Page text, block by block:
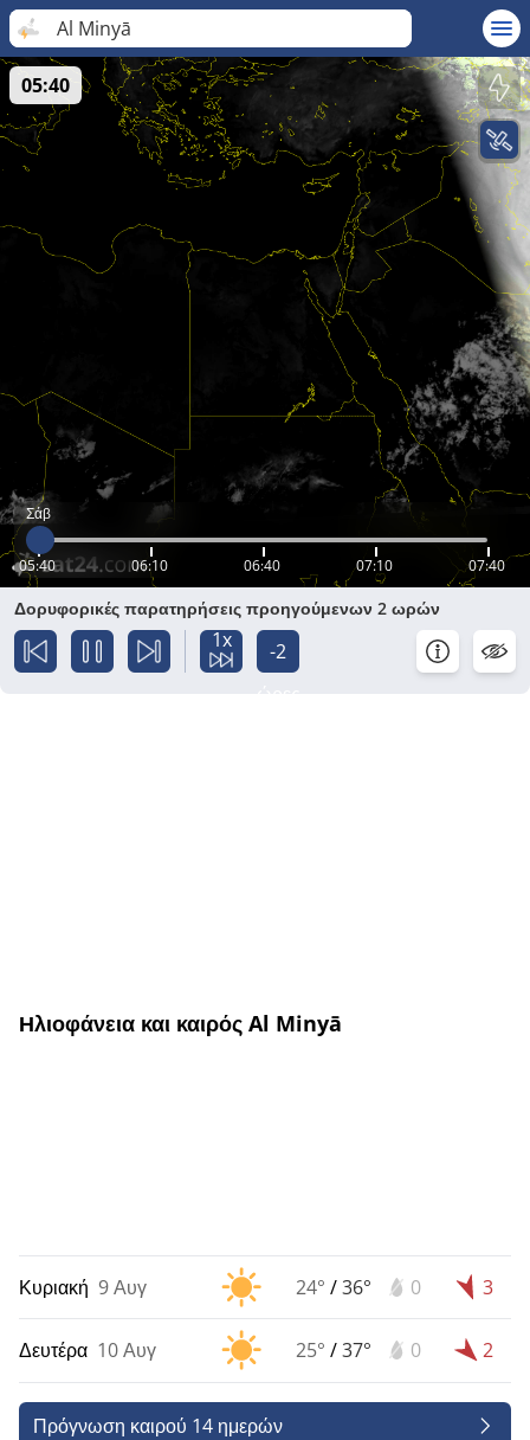
Al Minyā
Σάβ
05:40 06:10 06:40 07:10 07:40
05:40
Δορυφορικές παρατηρήσεις προηγούμενων 2 ωρών
1x
-2
Ηλιοφάνεια και καιρός Al Minyā
Κυριακή 9 Αυγ 24° /36° 0 3
Δευτέρα 10 Αυγ 25° /37° 0 2
Πρόγνωση καιρού 14 ημερών